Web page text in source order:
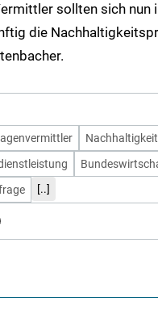
sollten sich
die
[..]